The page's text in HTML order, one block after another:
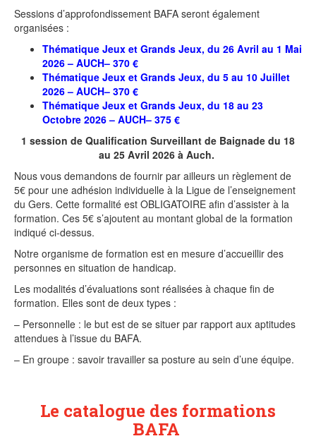
Sessions d’approfondissement BAFA seront également
organisées :
Thématique Jeux et Grands Jeux, du 26 Avril au 1 Mai
2026 – AUCH– 370 €
Thématique Jeux et Grands Jeux, du 5 au 10 Juillet
2026 – AUCH– 370 €
Thématique Jeux et Grands Jeux, du 18 au 23
Octobre 2026 – AUCH– 375 €
1 session de Qualification Surveillant de Baignade du 18
au 25 Avril 2026 à Auch.
Nous vous demandons de fournir par ailleurs un règlement de
5€ pour une adhésion individuelle à la Ligue de l’enseignement
du Gers. Cette formalité est OBLIGATOIRE afin d’assister à la
formation. Ces 5€ s’ajoutent au montant global de la formation
indiqué ci-dessus.
Notre organisme de formation est en mesure d’accueillir des
personnes en situation de handicap.
Les modalités d’évaluations sont réalisées à chaque fin de
formation. Elles sont de deux types :
– Personnelle : le but est de se situer par rapport aux aptitudes
attendues à l’issue du BAFA.
– En groupe : savoir travailler sa posture au sein d’une équipe.
Le catalogue des formations
BAFA